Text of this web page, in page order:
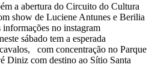
a abertura do Circuito do Cultura
show de Luciene Antunes e Berilia
no instagram
sábado tem a esperada
com concentração no Parque
Diniz com destino ao Sítio Santa